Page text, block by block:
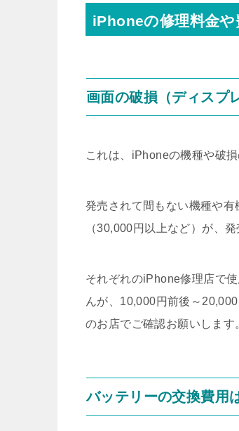
iPhoneの修理料金や
画面の破損（ディスプ
これは、iPhoneの機種や破
発売されて間もない機種や
（30,000円以上など）が、
それぞれのiPhone修理店で
んが、10,000円前後～
のお店でご確認お願いします
バッテリーの交換費用